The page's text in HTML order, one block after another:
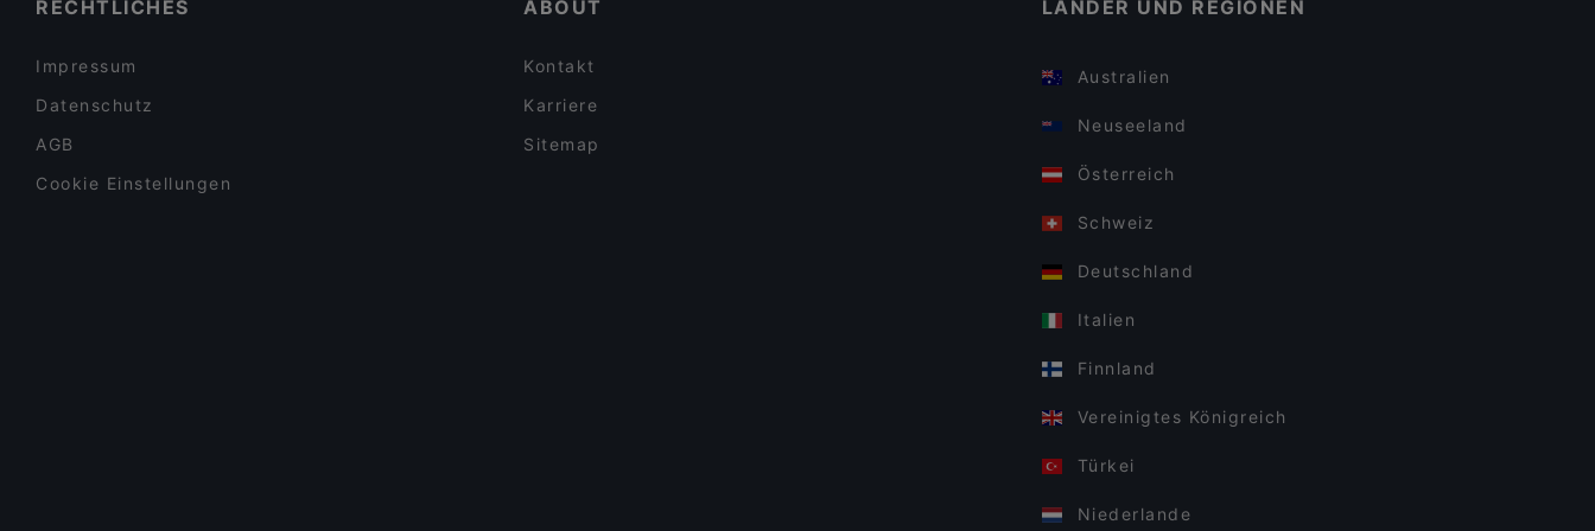
RECHTLICHES
Impressum
Datenschutz
AGB
Cookie Einstellungen
ABOUT
Kontakt
Karriere
Sitemap
LÄNDER UND REGIONEN
Australien
Neuseeland
Österreich
Schweiz
Deutschland
Italien
Finnland
Vereinigtes Königreich
Türkei
Niederlande